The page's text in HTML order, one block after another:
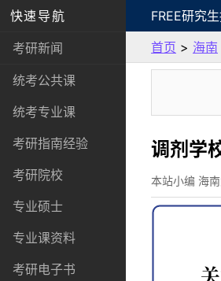
快速导航
考研新闻
统考公共课
统考专业课
考研指南经验
考研院校
专业硕士
专业课资料
考研电子书
FREE研究
首页 > 海南
调剂学
本站小编 海